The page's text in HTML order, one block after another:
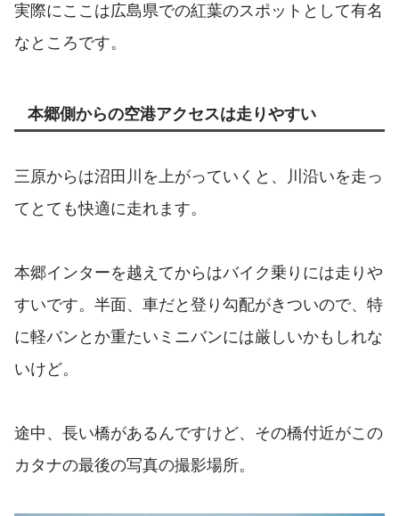
実際にここは広島県での紅葉のスポットとして有名
なところです。
本郷側からの空港アクセスは走りやすい
三原からは沼田川を上がっていくと、川沿いを走っ
てとても快適に走れます。
本郷インターを越えてからはバイク乗りには走りや
すいです。半面、車だと登り勾配がきついので、特
に軽バンとか重たいミニバンには厳しいかもしれな
いけど。
途中、長い橋があるんですけど、その橋付近がこの
カタナの最後の写真の撮影場所。